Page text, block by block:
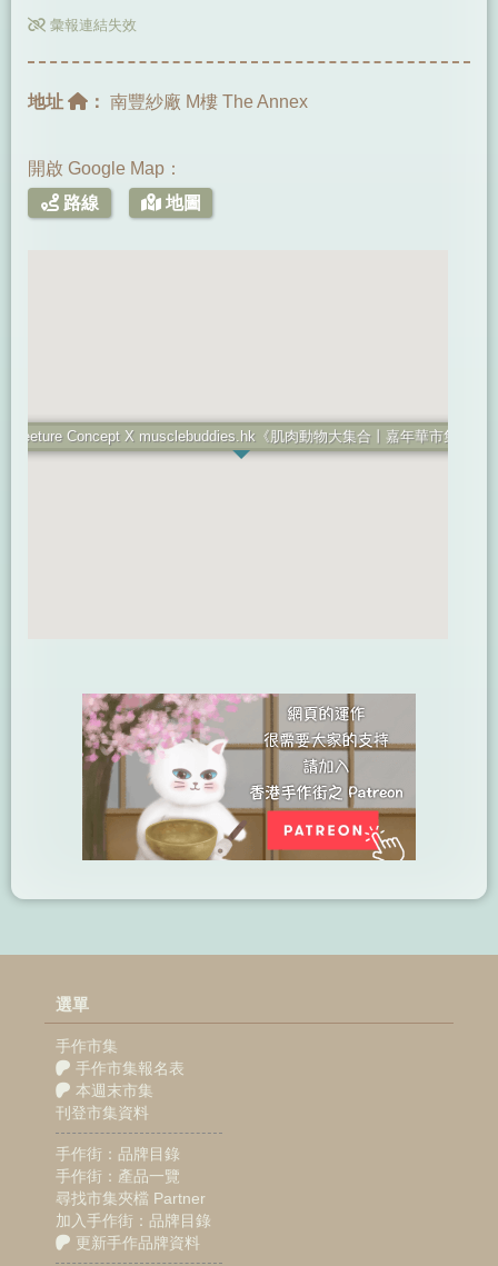
彙報連結失效
地址 ： 南豐紗廠 M樓 The Annex
開啟 Google Map：
路線
地圖
Freeture Concept X musclebuddies.hk《肌肉動物大集合⼁嘉年華市集》
選單
手作市集
手作市集報名表
本週末市集
刊登市集資料
手作街：品牌目錄
手作街：產品一覽
尋找市集夾檔 Partner
加入手作街：品牌目錄
更新手作品牌資料